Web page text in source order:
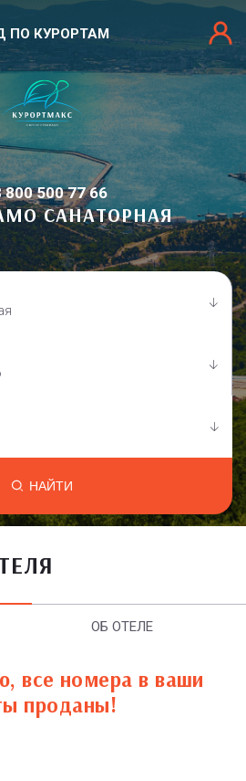
ПО КУРОРТАМ
800 500 77 66
САНАТОРНАЯ
НАЙТИ
ОБ ОТЕЛЕ
все номера в ваши
проданы!